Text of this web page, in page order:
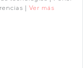
| Ver más